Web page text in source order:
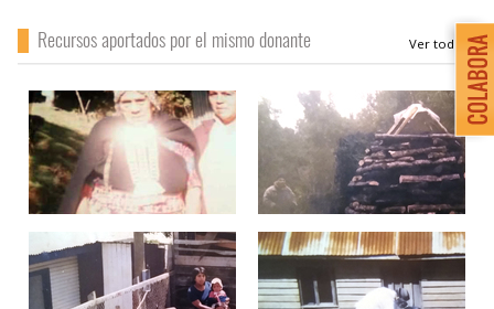
Recursos aportados por el mismo donante